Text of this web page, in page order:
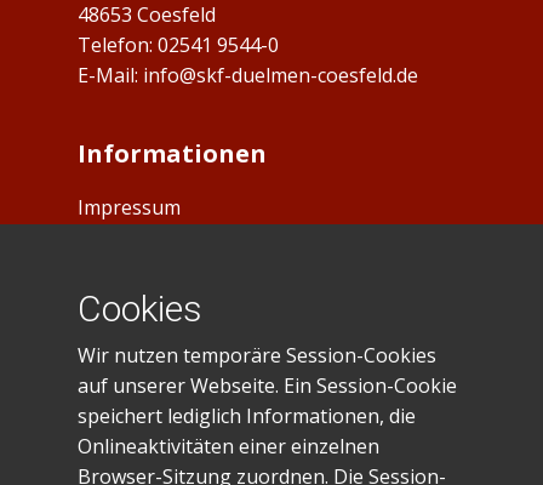
48653 Coesfeld
Telefon: ​02541 9544-0
E-Mail: info@skf-duelmen-coesfeld.de
Informationen
Impressum
Spendenkonto
IBAN: DE23401545300035028281
BIC: WELADE3WXXX
Sparkasse Westmünsterland
Cookies
Wir nutzen temporäre Session-Cookies
auf unserer Webseite. Ein Session-Cookie
speichert lediglich Informationen, die
Onlineaktivitäten einer einzelnen
Browser-Sitzung zuordnen. Die Session-